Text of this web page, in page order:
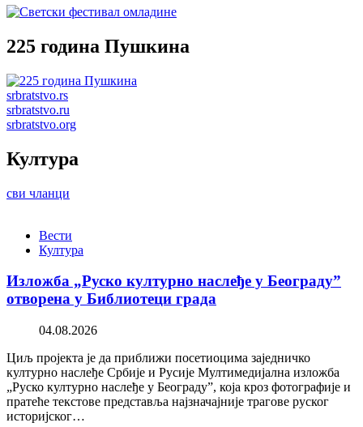
225 година Пушкина
srbratstvo.rs
srbratstvo.ru
srbratstvo.org
Култура
сви чланци
Вести
Култура
Изложба „Руско културно наслеђе у Београду”
отворена у Библиотеци града
04.08.2026
Циљ пројекта је да приближи посетиоцима заједничко
културно наслеђе Србије и Русије Мултимедијална изложба
„Руско културно наслеђе у Београду”, која кроз фотографије и
пратеће текстове представља најзначајније трагове руског
историјског…